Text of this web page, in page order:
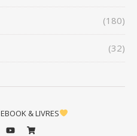
(180)
(32)
EBOOK & LIVRES